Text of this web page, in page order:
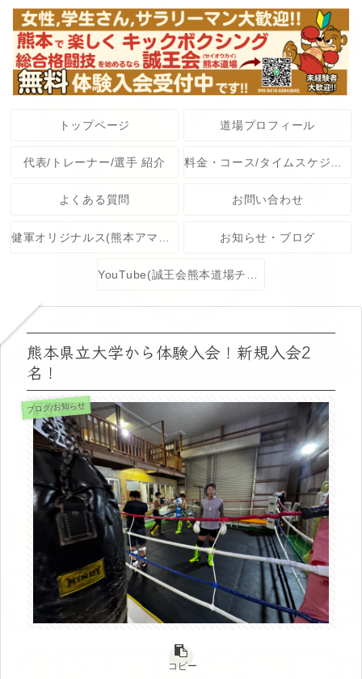
トップページ 道場プロフィール
代表/トレーナー/選手 紹介
よくある質問 お問い合わせ
お知らせ・ブログ
YouTube(誠王会熊本道場チャンネル)
熊本県立大学から体験入会！新規入会2
名！
ブログ/お知らせ
コピー